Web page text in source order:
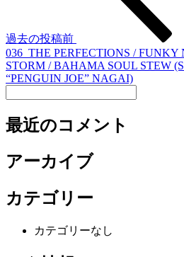
過去の投稿前
036_THE PERFECTIONS / FUNKY
STORM / BAHAMA SOUL STEW
“PENGUIN JOE” NAGAI)
最近のコメント
アーカイブ
カテゴリー
カテゴリーなし